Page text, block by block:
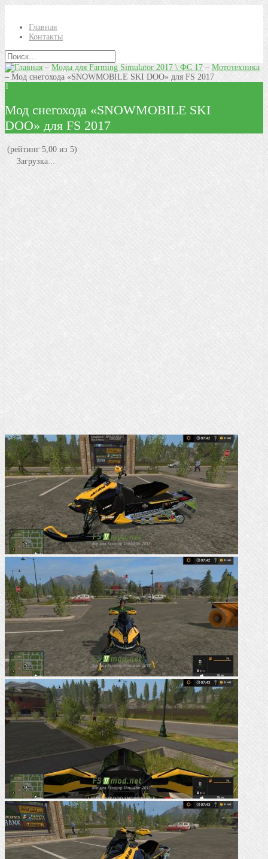
Главная
Контакты
–Моды для Farming Simulator 2017 \ ФС 17– Мототехника
–Мод снегохода «SNOWMOBILE SKI DOO» для FS 2017
1
Мод снегохода «SNOWMOBILE SKI
DOO» для FS 2017
(рейтинг 5,00 из 5)
Загрузка...